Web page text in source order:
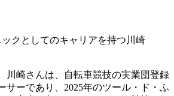
クとしてのキャリアを持つ川崎
川崎さんは、自転車競技の実業団登録
サーであり、2025年のツール・ド・ふ